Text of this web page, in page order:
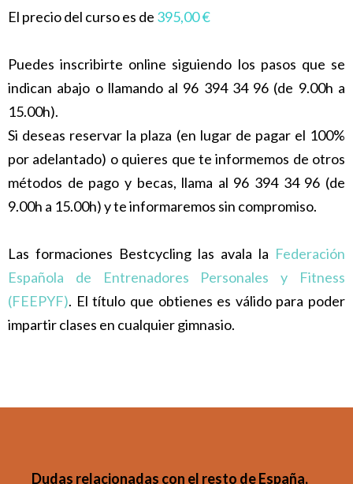
El precio del curso es de 395,00 €
Puedes inscribirte online siguiendo los pasos que se
indican abajo o llamando al 96 394 34 96 (de 9.00h a
15.00h).
Si deseas reservar la plaza (en lugar de pagar el 100%
por adelantado) o quieres que te informemos de otros
métodos de pago y becas, llama al 96 394 34 96 (de
9.00h a 15.00h) y te informaremos sin compromiso.
Las formaciones Bestcycling las avala la Federación
Española de Entrenadores Personales y Fitness
(FEEPYF). El título que obtienes es válido para poder
impartir clases en cualquier gimnasio.
Dudas relacionadas con el resto de España,